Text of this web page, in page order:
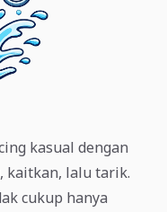
kasual dengan
kaitkan, lalu tarik.
cukup hanya